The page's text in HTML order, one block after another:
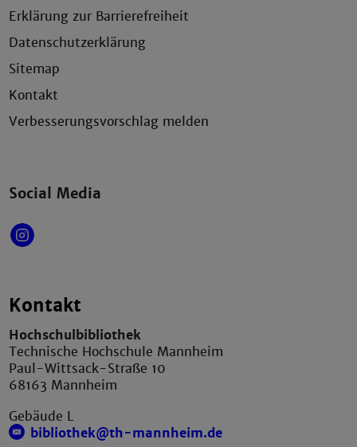
Erklärung zur Barrierefreiheit
Datenschutzerklärung
Sitemap
Kontakt
Verbesserungsvorschlag melden
Social Media
Kontakt
Hochschulbibliothek
Technische Hochschule Mannheim
Paul-Wittsack-Straße 10
68163 Mannheim
Gebäude L
bibliothek@th-mannheim.de